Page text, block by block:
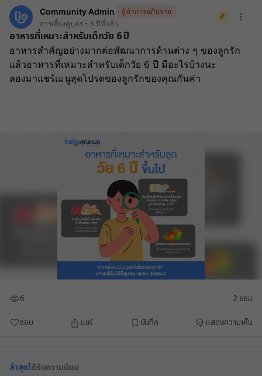
Community Admin
ผู้นำการอภิปราย
การเลี้ยงดูบุตร
3 ปีที่แล้ว
อาหารที่เหมาะสำหรับเด็กวัย 6 ปี
﻿อาหารสำคัญอย่างมากต่อพัฒนาการด้านต่าง ๆ ของลูกรัก
แล้วอาหารที่เหมาะสำหรับเด็กวัย 6 ปี มีอะไรบ้างนะ
ลองมาแชร์เมนูสุดโปรดของลูกรักของคุณกันค่า
ชอบ แชร์ บันทึก แสดงความเห็น
6 2 ชอบ
ล่าสุดได้รับความนิยม